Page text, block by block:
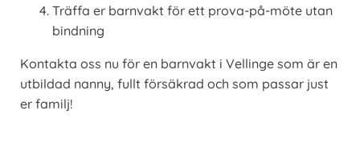
Träffa er barnvakt för ett prova-på-möte utan
bindning
Kontakta oss nu för en barnvakt i Vellinge som är en
utbildad nanny, fullt försäkrad och som passar just
er familj!